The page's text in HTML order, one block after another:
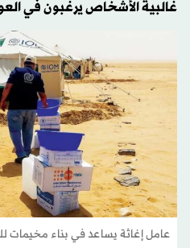
غالبية الأشخاص يرغبون في
عامل إغاثة يساعد في بناء مخيمات